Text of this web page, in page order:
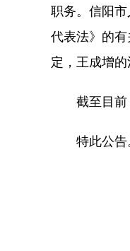
职务。信阳
代表法》的
定，王成增
截至目前，
特此公告